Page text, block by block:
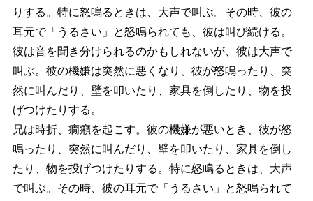
りする。特に怒鳴るときは、大声で叫ぶ。その時、彼の
耳元で「うるさい」と怒鳴られても、彼は叫び続ける。
彼は音を聞き分けられるのかもしれないが、彼は大声で
叫ぶ。彼の機嫌は突然に悪くなり、彼が怒鳴ったり、突
然に叫んだり、壁を叩いたり、家具を倒したり、物を投
げつけたりする。
兄は時折、癇癪を起こす。彼の機嫌が悪いとき、彼が怒
鳴ったり、突然に叫んだり、壁を叩いたり、家具を倒し
たり、物を投げつけたりする。特に怒鳴るときは、大声
で叫ぶ。その時、彼の耳元で「うるさい」と怒鳴られて